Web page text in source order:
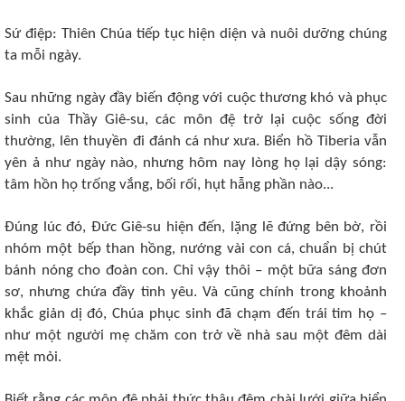
Sứ điệp: Thiên Chúa tiếp tục hiện diện và nuôi dưỡng chúng
ta mỗi ngày.
Sau những ngày đầy biến động với cuộc thương khó và phục
sinh của Thầy Giê-su, các môn đệ trở lại cuộc sống đời
thường, lên thuyền đi đánh cá như xưa. Biển hồ Tiberia vẫn
yên ả như ngày nào, nhưng hôm nay lòng họ lại dậy sóng:
tâm hồn họ trống vắng, bối rối, hụt hẫng phần nào...
Đúng lúc đó, Đức Giê-su hiện đến, lặng lẽ đứng bên bờ, rồi
nhóm một bếp than hồng, nướng vài con cá, chuẩn bị chút
bánh nóng cho đoàn con. Chỉ vậy thôi – một bữa sáng đơn
sơ, nhưng chứa đầy tình yêu. Và cũng chính trong khoảnh
khắc giản dị đó, Chúa phục sinh đã chạm đến trái tim họ –
như một người mẹ chăm con trở về nhà sau một đêm dài
mệt mỏi.